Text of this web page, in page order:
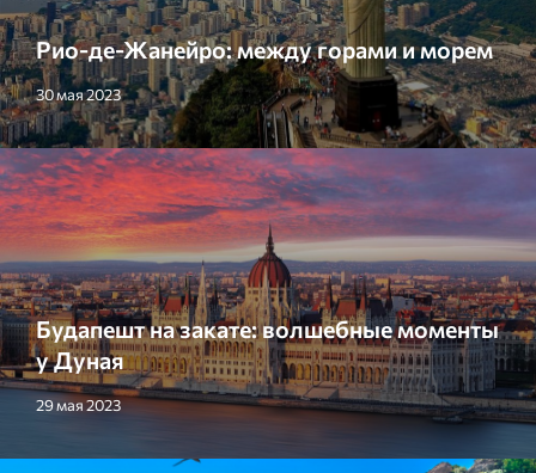
Рио-де-Жанейро: между горами и морем
30 мая 2023
Будапешт на закате: волшебные моменты
у Дуная
29 мая 2023